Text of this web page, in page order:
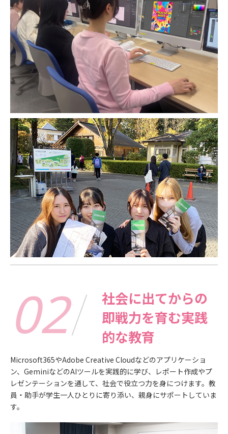
02
社会に出てからの
即戦力を育む実践
的な教育
Microsoft365やAdobe Creative Cloudなどのアプリケーショ
ン、GeminiなどのAIツールを実践的に学び、レポート作成やプ
レゼンテーションを通して、社会で役立つ力を身につけます。教
員・助手が学生一人ひとりに寄り添い、親身にサポートしていま
す。